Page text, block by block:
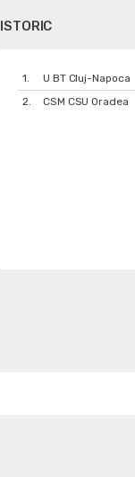
ISTORIC
1. U BT Cluj-Napoca
2.
CSM CSU Oradea